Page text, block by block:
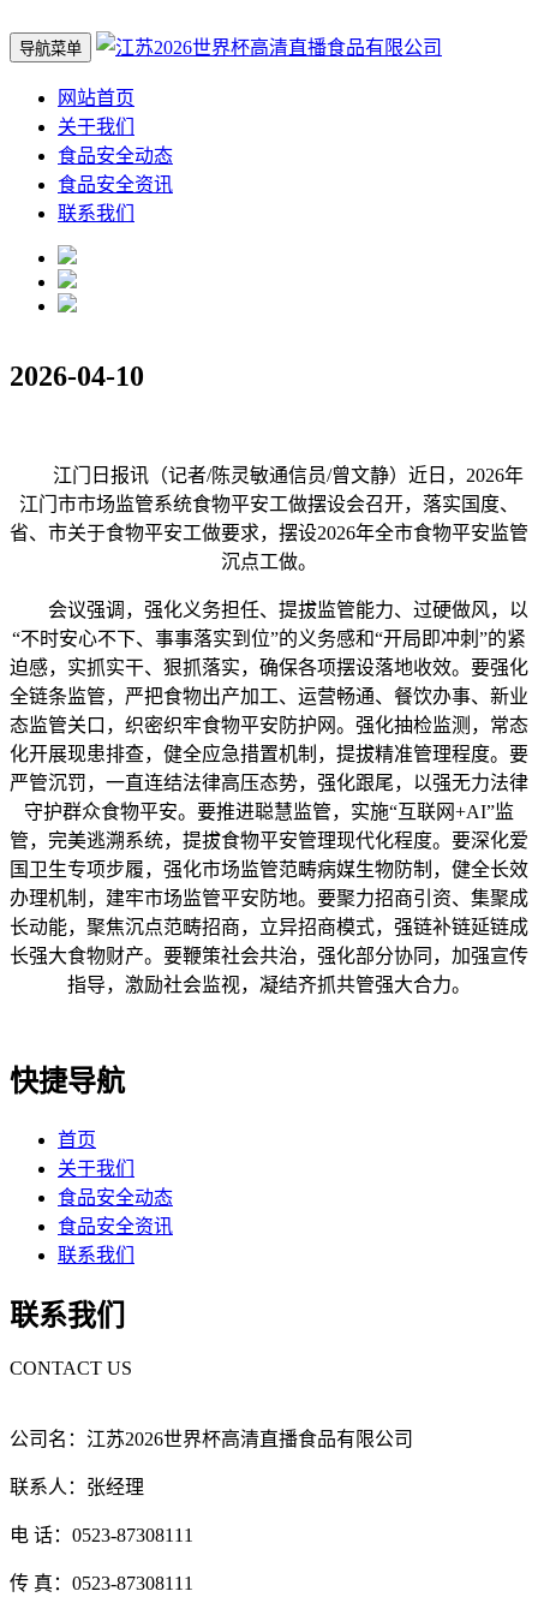
导航菜单
网站首页
关于我们
食品安全动态
食品安全资讯
联系我们
2026-04-10
江门日报讯（记者/陈灵敏通信员/曾文静）近日，2026年
江门市市场监管系统食物平安工做摆设会召开，落实国度、
省、市关于食物平安工做要求，摆设2026年全市食物平安监管
沉点工做。
会议强调，强化义务担任、提拔监管能力、过硬做风，以
“不时安心不下、事事落实到位”的义务感和“开局即冲刺”的紧
迫感，实抓实干、狠抓落实，确保各项摆设落地收效。要强化
全链条监管，严把食物出产加工、运营畅通、餐饮办事、新业
态监管关口，织密织牢食物平安防护网。强化抽检监测，常态
化开展现患排查，健全应急措置机制，提拔精准管理程度。要
严管沉罚，一直连结法律高压态势，强化跟尾，以强无力法律
守护群众食物平安。要推进聪慧监管，实施“互联网+AI”监
管，完美逃溯系统，提拔食物平安管理现代化程度。要深化爱
国卫生专项步履，强化市场监管范畴病媒生物防制，健全长效
办理机制，建牢市场监管平安防地。要聚力招商引资、集聚成
长动能，聚焦沉点范畴招商，立异招商模式，强链补链延链成
长强大食物财产。要鞭策社会共治，强化部分协同，加强宣传
指导，激励社会监视，凝结齐抓共管强大合力。
快捷导航
首页
关于我们
食品安全动态
食品安全资讯
联系我们
联系我们
CONTACT US
公司名：江苏2026世界杯高清直播食品有限公司
联系人：张经理
电 话：0523-87308111
传 真：0523-87308111